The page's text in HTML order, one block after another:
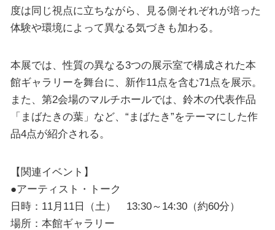
度は同じ視点に立ちながら、見る側それぞれが培った
体験や環境によって異なる気づきも加わる。
本展では、性質の異なる3つの展示室で構成された本
館ギャラリーを舞台に、新作11点を含む71点を展示。
また、第2会場のマルチホールでは、鈴木の代表作品
「まばたきの葉」など、“まばたき”をテーマにした作
品4点が紹介される。
【関連イベント】
●アーティスト・トーク
日時：11月11日（土） 13:30～14:30（約60分）
場所：本館ギャラリー